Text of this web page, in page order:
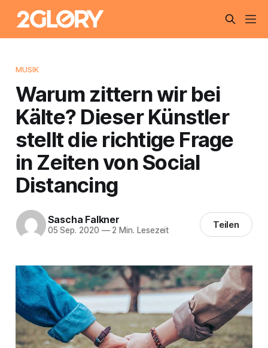
MUSIK
Warum zittern wir bei
Kälte? Dieser Künstler
stellt die richtige Frage
in Zeiten von Social
Distancing
Sascha Falkner
05 Sep. 2020 —2 Min. Lesezeit Teilen